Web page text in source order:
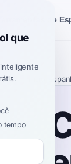
Ferramentas de
que
tempo